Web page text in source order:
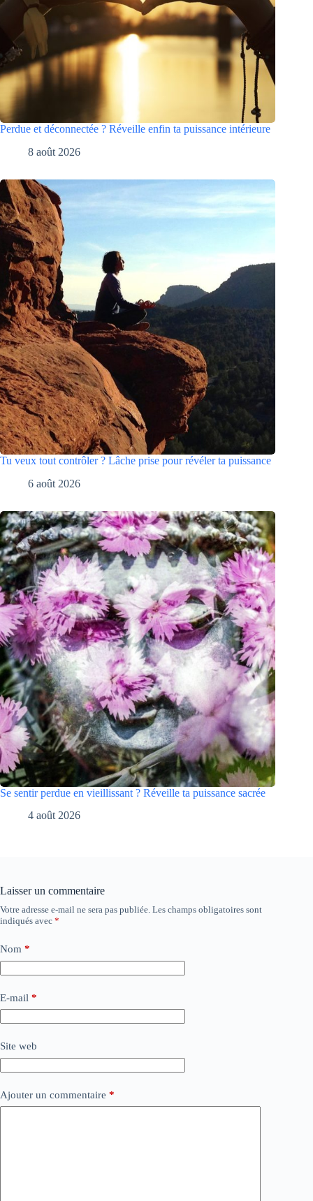
Perdue et déconnectée ? Réveille enfin ta puissance intérieure
8 août 2026
Tu veux tout contrôler ? Lâche prise pour révéler ta puissance
6 août 2026
Se sentir perdue en vieillissant ? Réveille ta puissance sacrée
4 août 2026
Laisser un commentaire
Votre adresse e-mail ne sera pas publiée. Les champs obligatoires sont
indiqués avec *
Nom *
E-mail *
Site web
Ajouter un commentaire *